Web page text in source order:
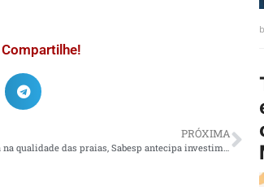
PRÓXIMA
Após queda na qualidade das praias, Sabesp antecipa investimentos para melhorar saneamento no litoral